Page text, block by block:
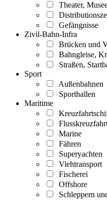
Theater,
Gefängnisse
Zivil-Bahn-Infra
Brücken und
Bahngleise,
Straßen,
Sport
Außenbahnen
Sporthallen
Maritime
Marine
Fähren
Superyachten
Viehtransport
Fischerei
Offshore
Schleppern